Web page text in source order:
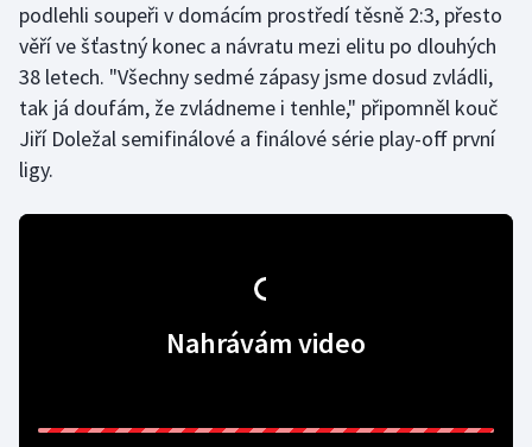
Lyže a snowboard
Moderní pětiboj
Motorsport
Ragby
podlehli soupeři v domácím prostředí těsně 2:3, přesto
věří ve šťastný konec a návratu mezi elitu po dlouhých
38 letech. "Všechny sedmé zápasy jsme dosud zvládli,
tak já doufám, že zvládneme i tenhle," připomněl kouč
Jiří Doležal semifinálové a finálové série play-off první
ligy.
Nahrávám video